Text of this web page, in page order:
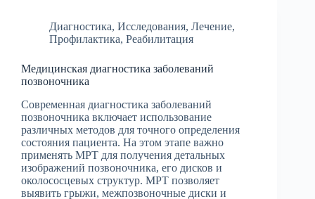
Диагностика, Исследования, Лечение,
Профилактика, Реабилитация
Медицинская диагностика заболеваний
позвоночника
Современная диагностика заболеваний
позвоночника включает использование
различных методов для точного определения
состояния пациента. На этом этапе важно
применять МРТ для получения детальных
изображений позвоночника, его дисков и
околососцевых структур. МРТ позволяет
выявить грыжи, межпозвоночные диски и